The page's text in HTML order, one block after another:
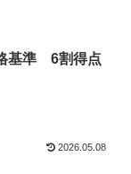
基準 6割得点
2026.05.08